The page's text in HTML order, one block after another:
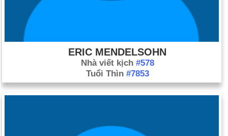
ERIC MENDELSOHN
Nhà viết kịch #578
Tuổi Thìn #7853